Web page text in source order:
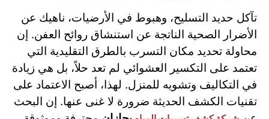
تآكل حديد التسليح، وهبوط في الأرضيات، ناهيك عن
الأضرار الصحية الناتجة عن استنشاق روائح العفن. إن
محاولة تحديد مكان التسرب بالطرق التقليدية التي
تعتمد على التكسير العشوائي لم تعد حلاً، بل هي زيادة
في التكاليف وتشويه للمنزل. لهذا، أصبح الاعتماد على
تقنيات الكشف الحديثة ضرورة لا غنى عنها. إن البحث